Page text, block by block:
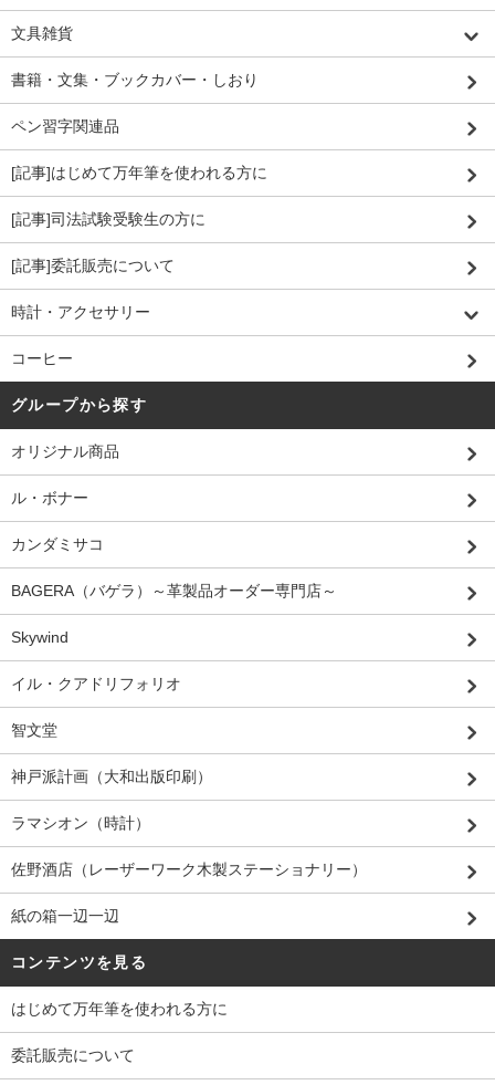
文具雑貨
書籍・文集・ブックカバー・しおり
ペン習字関連品
[記事]はじめて万年筆を使われる方に
[記事]司法試験受験生の方に
[記事]委託販売について
時計・アクセサリー
コーヒー
グループから探す
オリジナル商品
ル・ボナー
カンダミサコ
BAGERA（バゲラ）～革製品オーダー専門店～
Skywind
イル・クアドリフォリオ
智文堂
神戸派計画（大和出版印刷）
ラマシオン（時計）
佐野酒店（レーザーワーク木製ステーショナリー）
紙の箱一辺一辺
コンテンツを見る
はじめて万年筆を使われる方に
委託販売について